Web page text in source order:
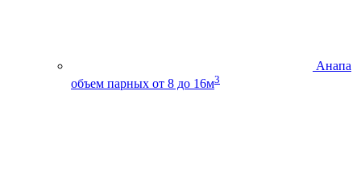
Анапа
объем парных от 8 до 16м3